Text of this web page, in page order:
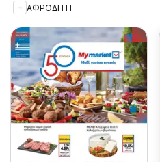
ΑΦΡΟΔΙΤΗ